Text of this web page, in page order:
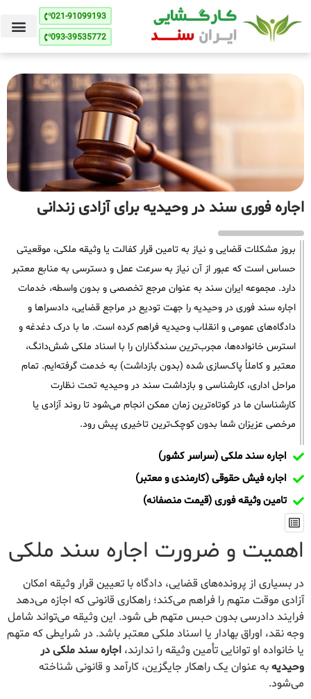
021-91099193
093-39535772
اجاره فوری سند در وحیدیه برای آزادی زندانی
بروز مشکلات قضایی و نیاز به تامین قرار کفالت یا وثیقه ملکی، موقعیتی
حساس است که عبور از آن نیاز به سرعت عمل و دسترسی به منابع معتبر
دارد. مجموعه ایران سند به عنوان مرجع تخصصی و بدون واسطه، خدمات
اجاره سند فوری در وحیدیه را جهت تودیع در مراجع قضایی، دادسراها و
دادگاه‌های عمومی و انقلاب وحیدیه فراهم کرده است. ما با درک دغدغه و
استرس خانواده‌ها، مجرب‌ترین سندگذاران را با اسناد ملکی شش‌دانگ،
معتبر و کاملاً پاک‌سازی شده (بدون بازداشت) به خدمت گرفته‌ایم. تمام
مراحل اداری، کارشناسی و بازداشت سند در وحیدیه تحت نظارت
کارشناسان ما در کوتاه‌ترین زمان ممکن انجام می‌شود تا روند آزادی یا
مرخصی عزیزان شما بدون کوچک‌ترین تاخیری پیش رود.
اجاره سند ملکی (سراسر کشور)
اجاره فیش حقوقی (کارمندی و معتبر)
تامین وثیقه فوری (قیمت منصفانه)
اهمیت و ضرورت اجاره سند ملکی
در بسیاری از پرونده‌های قضایی، دادگاه با تعیین قرار وثیقه امکان
آزادی موقت متهم را فراهم می‌کند؛ راهکاری قانونی که اجازه می‌دهد
فرایند دادرسی بدون حبس متهم طی شود. این وثیقه می‌تواند شامل
وجه نقد، اوراق بهادار یا اسناد ملکی معتبر باشد. در شرایطی که متهم
یا خانواده او توانایی تأمین وثیقه را ندارند، اجاره سند ملکی در
وحیدیهبه عنوان یک راهکار جایگزین، کارآمد و قانونی شناخته
می‌شود.